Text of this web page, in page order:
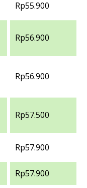
Rp55.900
Rp56.900
Rp56.900
Rp57.500
Rp57.900
Rp57.900